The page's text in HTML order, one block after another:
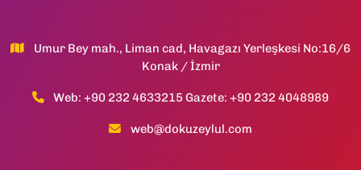
Umur Bey mah., Liman cad, Havagazı Yerleşkesi No:16/6
Konak / İzmir
Web: +90 232 4633215 Gazete: +90 232 4048989
web@dokuzeylul.com